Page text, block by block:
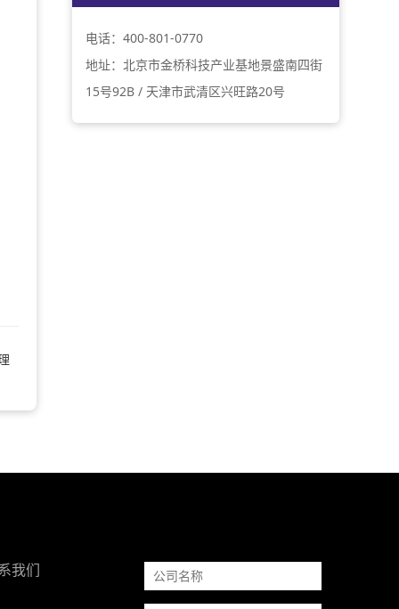
电话：400-801-0770
地址：北京市金桥科技产业基地景盛南四街
15号92B / 天津市武清区兴旺路20号
我们